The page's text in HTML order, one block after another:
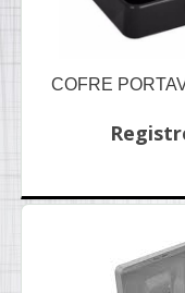
COFRE